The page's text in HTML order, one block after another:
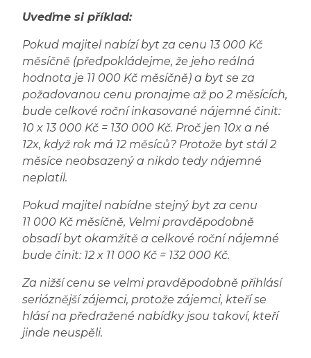
Uveďme si příklad:
Pokud majitel nabízí byt za cenu 13 000 Kč
měsíčně (předpokládejme, že jeho reálná
hodnota je 11 000 Kč měsíčně) a byt se za
požadovanou cenu pronajme až po 2 měsících,
bude celkové roční inkasované nájemné činit:
10 x 13 000 Kč = 130 000 Kč. Proč jen 10x a né
12x, když rok má 12 měsíců? Protože byt stál 2
měsíce neobsazený a nikdo tedy nájemné
neplatil.
Pokud majitel nabídne stejný byt za cenu
11 000 Kč měsíčně, Velmi pravděpodobně
obsadí byt okamžitě a celkové roční nájemné
bude činit: 12 x 11 000 Kč = 132 000 Kč.
Za nižší cenu se velmi pravděpodobně přihlásí
serióznější zájemci, protože zájemci, kteří se
hlásí na předražené nabídky jsou takoví, kteří
jinde neuspěli.